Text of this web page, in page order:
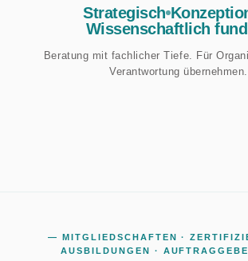
Strategisch
Wissenschaftlich
Beratung mit fachlicher Tiefe. Für
Verantwortung übernehmen.
— MITGLIEDSCHAFTEN ·
AUSBILDUNGEN ·